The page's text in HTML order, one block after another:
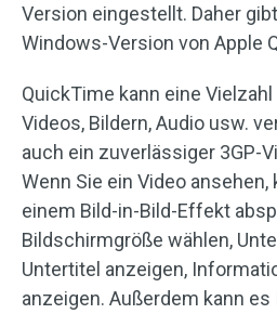
Version eingestellt. Daher
Windows-Version von Apple
QuickTime kann eine
Videos, Bildern, Audio usw.
auch ein zuverlässiger 3GP-
Wenn Sie ein Video
einem Bild-in-Bild-Effekt
Bildschirmgröße wählen,
Untertitel anzeigen,
anzeigen. Außerdem kann